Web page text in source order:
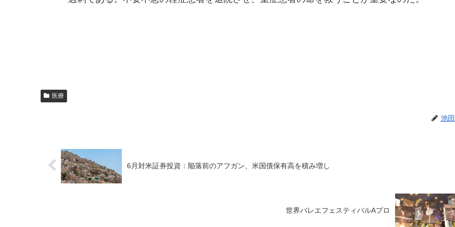
医療
池
6月対米証券投資：陥落前のアフガン、米国債保有高を積み増し
世界バレエフェスティバルAプロ